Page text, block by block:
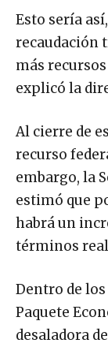
Esto sería
recaudación
más
explicó la
Al cierre de
recurso
embargo, la
estimó que
habrá un
términos
Dentro de
Paquete
desaladora